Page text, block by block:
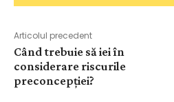
Articolul precedent
Când trebuie să iei în
considerare riscurile
preconcepției?